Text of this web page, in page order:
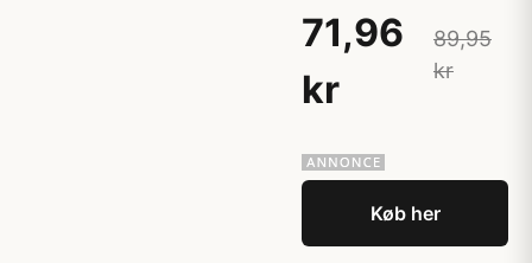
71,96
kr
89,95
kr
Køb her